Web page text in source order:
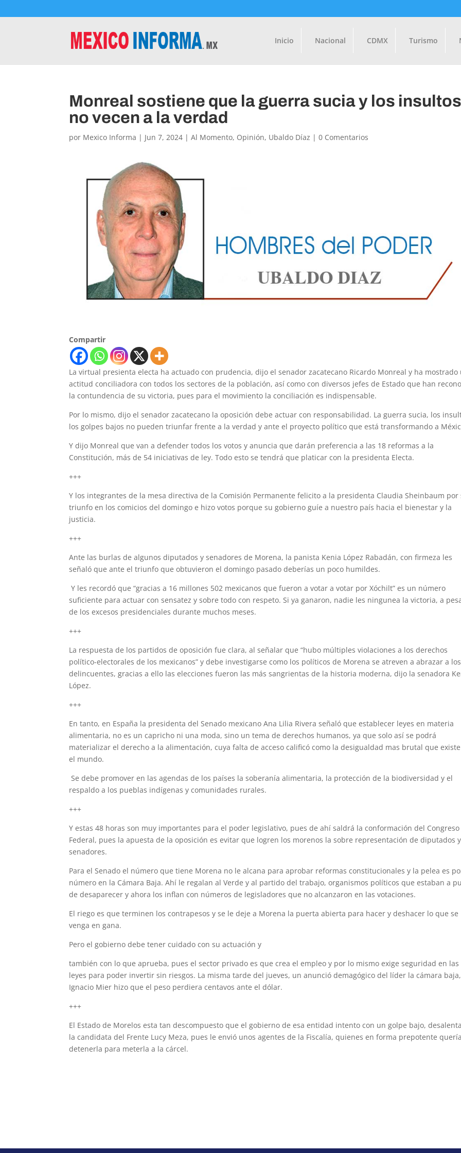
Inicio Nacional CDMX Turismo
Monreal sostiene que la guerra sucia y los insultos
no vecen a la verdad
por Mexico Informa | Jun 7, 2024 |Al Momento, Opinión, Ubaldo Díaz |0 Comentarios
Compartir
La virtual presienta electa ha actuado con prudencia, dijo el senador zacatecano Ricardo Monreal y ha mostrado
actitud conciliadora con todos los sectores de la población, así como con diversos jefes de Estado que han
la contundencia de su victoria, pues para el movimiento la conciliación es indispensable.
Por lo mismo, dijo el senador zacatecano la oposición debe actuar con responsabilidad. La guerra sucia, los
los golpes bajos no pueden triunfar frente a la verdad y ante el proyecto político que está transformando a
Y dijo Monreal que van a defender todos los votos y anuncia que darán preferencia a las 18 reformas a la
Constitución, más de 54 iniciativas de ley. Todo esto se tendrá que platicar con la presidenta Electa.
+++
Y los integrantes de la mesa directiva de la Comisión Permanente felicito a la presidenta Claudia Sheinbaum por
triunfo en los comicios del domingo e hizo votos porque su gobierno guíe a nuestro país hacia el bienestar y la
justicia.
+++
Ante las burlas de algunos diputados y senadores de Morena, la panista Kenia López Rabadán, con firmeza les
señaló que ante el triunfo que obtuvieron el domingo pasado deberías un poco humildes.
Y les recordó que “gracias a 16 millones 502 mexicanos que fueron a votar a votar por Xóchilt” es un número
suficiente para actuar con sensatez y sobre todo con respeto. Si ya ganaron, nadie les ningunea la victoria, a
de los excesos presidenciales durante muchos meses.
+++
La respuesta de los partidos de oposición fue clara, al señalar que “hubo múltiples violaciones a los derechos
político-electorales de los mexicanos” y debe investigarse como los políticos de Morena se atreven a abrazar a los
delincuentes, gracias a ello las elecciones fueron las más sangrientas de la historia moderna, dijo la senadora
López.
+++
En tanto, en España la presidenta del Senado mexicano Ana Lilia Rivera señaló que establecer leyes en materia
alimentaria, no es un capricho ni una moda, sino un tema de derechos humanos, ya que solo así se podrá
materializar el derecho a la alimentación, cuya falta de acceso calificó como la desigualdad mas brutal que
el mundo.
Se debe promover en las agendas de los países la soberanía alimentaria, la protección de la biodiversidad y el
respaldo a los pueblas indígenas y comunidades rurales.
+++
Y estas 48 horas son muy importantes para el poder legislativo, pues de ahí saldrá la conformación del Congreso
Federal, pues la apuesta de la oposición es evitar que logren los morenos la sobre representación de diputados y
senadores.
Para el Senado el número que tiene Morena no le alcana para aprobar reformas constitucionales y la pelea es
número en la Cámara Baja. Ahí le regalan al Verde y al partido del trabajo, organismos políticos que estaban a
de desaparecer y ahora los inflan con números de legisladores que no alcanzaron en las votaciones.
El riego es que terminen los contrapesos y se le deje a Morena la puerta abierta para hacer y deshacer lo que se
venga en gana.
Pero el gobierno debe tener cuidado con su actuación y
también con lo que aprueba, pues el sector privado es que crea el empleo y por lo mismo exige seguridad en las
leyes para poder invertir sin riesgos. La misma tarde del jueves, un anunció demagógico del líder la cámara baja,
Ignacio Mier hizo que el peso perdiera centavos ante el dólar.
+++
El Estado de Morelos esta tan descompuesto que el gobierno de esa entidad intento con un golpe bajo,
la candidata del Frente Lucy Meza, pues le envió unos agentes de la Fiscalía, quienes en forma prepotente quería
detenerla para meterla a la cárcel.